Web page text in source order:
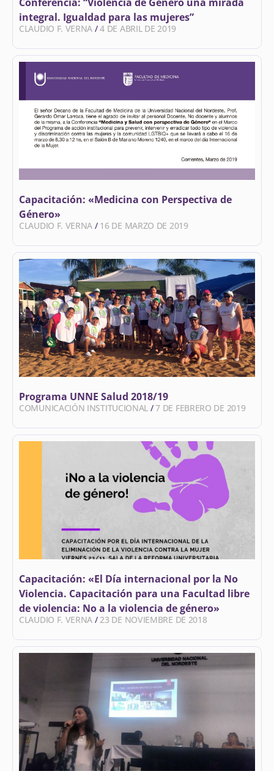
integral. Igualdad para las mujeres”
CLAUDIO F. VERNA 4 DE ABRIL DE 2019
Capacitación: «Medicina con Perspectiva de
Género»
CLAUDIO F. VERNA 16 DE MARZO DE 2019
Programa UNNE Salud 2018/19
COMUNICACIÓN INSTITUCIONAL 7 DE FEBRERO DE 2019
Capacitación: «El Día internacional por la No
Violencia. Capacitación para una Facultad libre
de violencia: No a la violencia de género»
CLAUDIO F. VERNA 23 DE NOVIEMBRE DE 2018